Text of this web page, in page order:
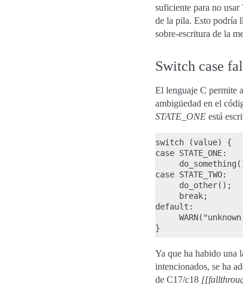
suficiente para no
de la pila. Esto podría
sobre-escritura de la
Switch case
El lenguaje C permite
ambigüedad en el
STATE_ONE está
switch (value) {
case STATE_ONE:
case STATE_TWO:
     do_other();
     break;
default:
WARN("unknown
Ya que ha habido una
intencionados, se ha
de C17/c18